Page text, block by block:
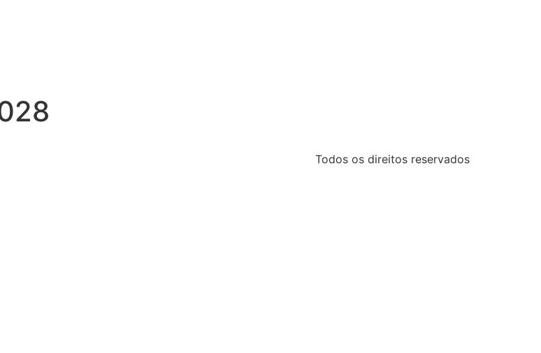
Todos os direitos reservados